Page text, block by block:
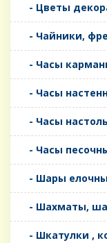
- Цветы
- Чайники,
- Часы
- Часы
- Часы
- Часы
- Шары
- Шахматы,
- Шкатулки ,